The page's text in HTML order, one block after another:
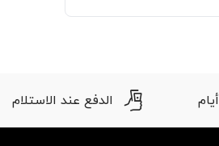
الدفع عند الاستلام